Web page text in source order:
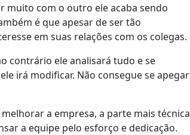
muito com o outro ele acaba sendo
é que apesar de ser tão
em suas relações com os colegas.
contrário ele analisará tudo e se
irá modificar. Não consegue se apegar
a empresa, a parte mais técnica
a equipe pelo esforço e dedicação.